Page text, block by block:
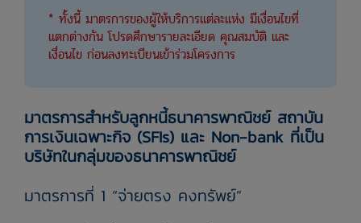
* ทั้งนี้ มาตรการของผู้ให้บริการแต่ละแห่ง มีเงื่อนไขที่
แตกต่างกัน โปรดศึกษารายละเอียด คุณสมบัติ และ
เงื่อนไข ก่อนลงทะเบียนเข้าร่วมโครงการ
มาตรการสำหรับลูกหนี้ธนาคารพาณิชย์ สถาบัน
การเงินเฉพาะกิจ (SFIs) และ Non-bank ที่เป็น
บริษัทในกลุ่มของธนาคารพาณิชย์
มาตรการที่ 1 “จ่ายตรง คงทรัพย์”